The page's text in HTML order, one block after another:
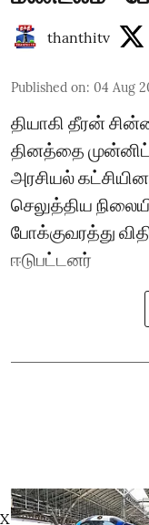
thanthitv
Published on: 04 Aug
தியாகி தீரன்
தினத்தை
அரசியல்
செலுத்திய
போக்குவரத்து
ஈடுபட்டனர்
X